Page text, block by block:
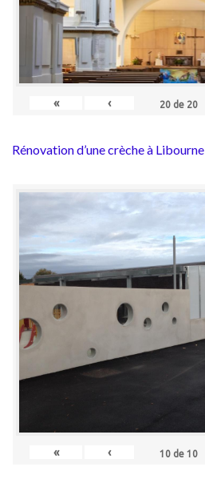
« ‹ 20 de 20
Rénovation d’une crèche à Libourne
« ‹ 10 de 10